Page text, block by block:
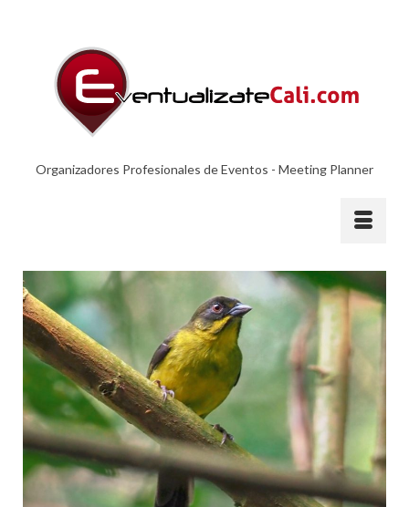
Organizadores Profesionales de Eventos - Meeting Planner